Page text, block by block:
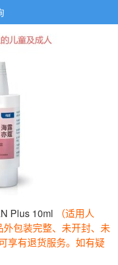
Plus 10ml
（适用人
包装完整、未开封、未
享有退货服务。如有疑